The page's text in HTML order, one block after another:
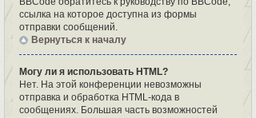
ссылка на которое доступна из формы
отправки сообщений.
Вернуться к началу
Могу ли я использовать HTML?
Нет. На этой конференции невозможны
отправка и обработка HTML-кода в
сообщениях. Большая часть возможностей